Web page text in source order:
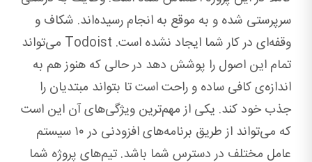
سرپرستی شده و به ‌موقع به ‌انجام رسیده‌اند. شکاف و
وقفه‌ای در کار شما ایجاد نشده است. Todoist می‌تواند
تمام این اصول را پوشش دهد در حالی که هنوز هم به‌
اندازه‌ی کافی ساده و راحت است تا بتواند مبتدیان را
جذب خود کند. یکی از مهم‌ترین ویژگی‌های آن این است
که می‌تواند از طریق برنامه‌های افزودنی در ۱۰ سیستم
عامل مختلف در دسترس شما باشد. تیم‌های پروژه شما